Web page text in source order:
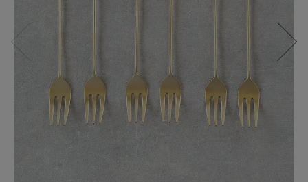
ブロック フ